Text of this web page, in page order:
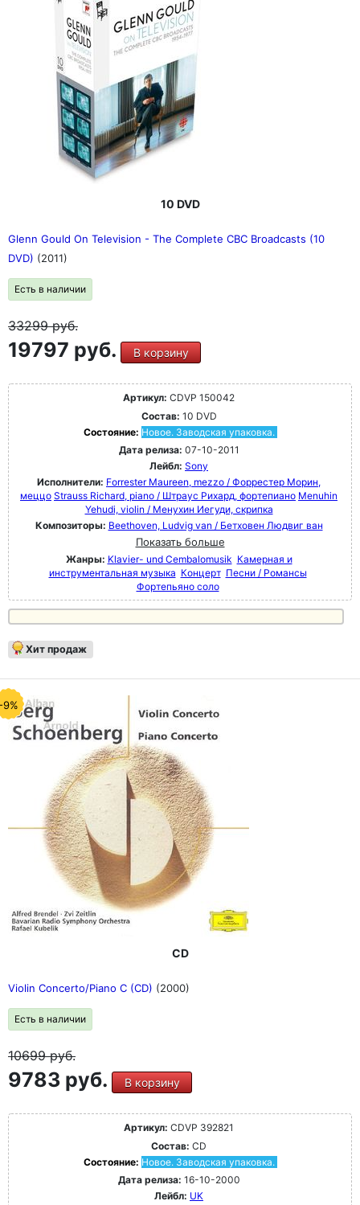
10 DVD
Glenn Gould On Television - The Complete CBC Broadcasts (10
DVD) (2011)
Есть в наличии
33299руб.
19797 руб. В корзину
Артикул: CDVP 150042
Состав: 10 DVD
Состояние: Новое. Заводская упаковка.
Дата релиза: 07-10-2011
Лейбл: Sony
Исполнители: Forrester Maureen, mezzo / Форрестер Морин,
меццо Strauss Richard, piano / Штраус Рихард, фортепиано Menuhin
Yehudi, violin / Менухин Иегуди, скрипка
Композиторы: Beethoven, Ludvig van / Бетховен Людвиг ван
Показать больше
Жанры: Klavier- und Cembalomusik Камерная и
инструментальная музыка Концерт Песни / Романсы
Фортепьяно соло
Хит продаж
9%
CD
Violin Concerto/Piano C (CD) (2000)
Есть в наличии
10699руб.
9783 руб. В корзину
Артикул: CDVP 392821
Состав: CD
Состояние: Новое. Заводская упаковка.
Дата релиза: 16-10-2000
Лейбл: UK